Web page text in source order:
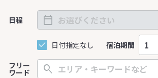
日程
日付指定なし 宿泊期間
フリー
ワード